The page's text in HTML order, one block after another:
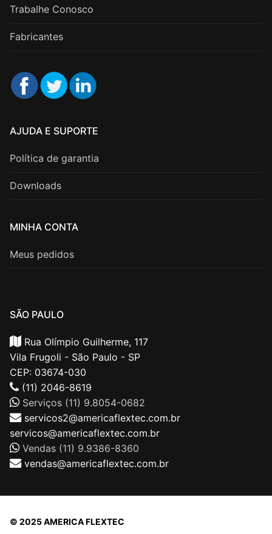
Trabalhe Conosco
Fabricantes
AJUDA E SUPORTE
Política de garantia
Downloads
MINHA CONTA
Meus pedidos
SÃO PAULO
Rua Olímpio Guilherme, 117
Vila Frugoli - São Paulo - SP
CEP: 03674-030
(11) 2046-8619
Serviços (11) 9.8054-0682
servicos2@americaflextec.com.br
servicos@americaflextec.com.br
Vendas (11) 9.9386-8360
vendas@americaflextec.com.br
© 2025 AMERICA FLEXTEC